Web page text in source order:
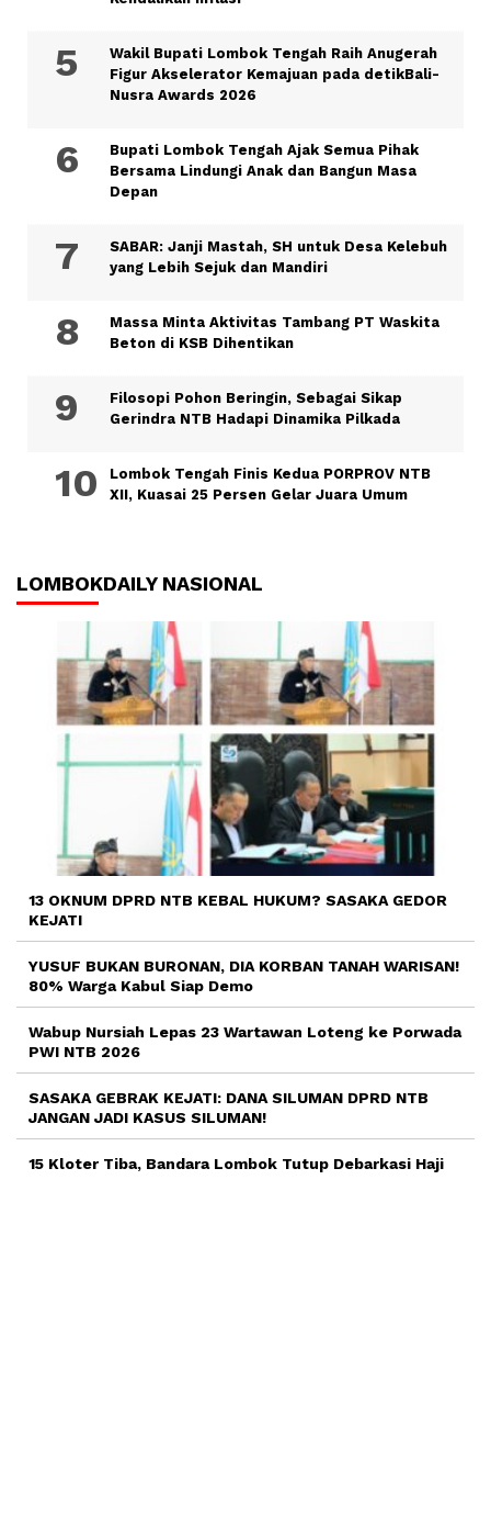
Wakil Bupati Lombok Tengah Raih Anugerah
Figur Akselerator Kemajuan pada detikBali-
Nusra Awards 2026
Bupati Lombok Tengah Ajak Semua Pihak
Bersama Lindungi Anak dan Bangun Masa
Depan
SABAR: Janji Mastah, SH untuk Desa Kelebuh
yang Lebih Sejuk dan Mandiri
Massa Minta Aktivitas Tambang PT Waskita
Beton di KSB Dihentikan
Filosopi Pohon Beringin, Sebagai Sikap
Gerindra NTB Hadapi Dinamika Pilkada
Lombok Tengah Finis Kedua PORPROV NTB
XII, Kuasai 25 Persen Gelar Juara Umum
LOMBOKDAILY NASIONAL
13 OKNUM DPRD NTB KEBAL HUKUM? SASAKA GEDOR
KEJATI
YUSUF BUKAN BURONAN, DIA KORBAN TANAH WARISAN!
80% Warga Kabul Siap Demo
Wabup Nursiah Lepas 23 Wartawan Loteng ke Porwada
PWI NTB 2026
SASAKA GEBRAK KEJATI: DANA SILUMAN DPRD NTB
JANGAN JADI KASUS SILUMAN!
15 Kloter Tiba, Bandara Lombok Tutup Debarkasi Haji